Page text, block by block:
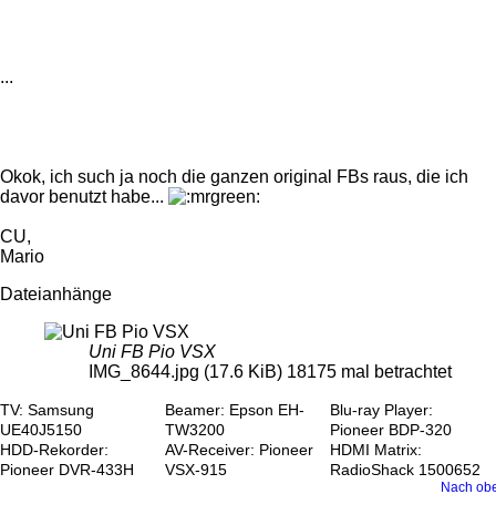
...
Okok, ich such ja noch die ganzen original FBs raus, die ich
davor benutzt habe...
CU,
Mario
Dateianhänge
Uni FB Pio VSX
IMG_8644.jpg (17.6 KiB) 18175 mal betrachtet
TV: Samsung
UE40J5150
Beamer: Epson EH-
TW3200
Blu-ray Player:
Pioneer BDP-320
HDD-Rekorder:
Pioneer DVR-433H
AV-Receiver: Pioneer
VSX-915
HDMI Matrix:
RadioShack 1500652
Nach